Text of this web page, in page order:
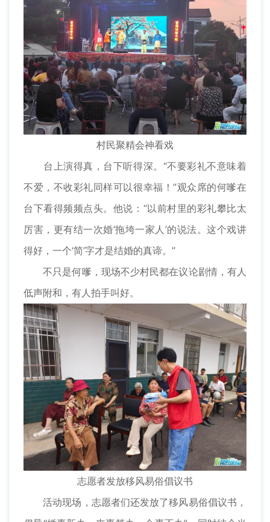
村民聚精会神看戏
台上演得真，台下听得深。“不要彩礼不意味着
不爱，不收彩礼同样可以很幸福！”观众席的何嗲在
台下看得频频点头。他说：“以前村里的彩礼攀比太
厉害，更有结一次婚‘拖垮一家人’的说法。这个戏讲
得好，一个‘简’字才是结婚的真谛。”
不只是何嗲，现场不少村民都在议论剧情，有人
低声附和，有人拍手叫好。
志愿者发放移风易俗倡议书
活动现场，志愿者们还发放了移风易俗倡议书，